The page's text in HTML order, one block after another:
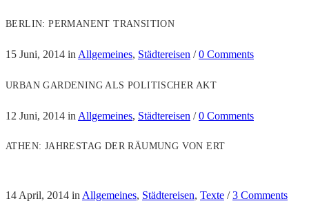
BERLIN: PERMANENT TRANSITION
15 Juni, 2014 in Allgemeines, Städtereisen /0 Comments
URBAN GARDENING ALS POLITISCHER AKT
12 Juni, 2014 in Allgemeines, Städtereisen /0 Comments
ATHEN: JAHRESTAG DER RÄUMUNG VON ERT
14 April, 2014 in Allgemeines, Städtereisen, Texte /3 Comments